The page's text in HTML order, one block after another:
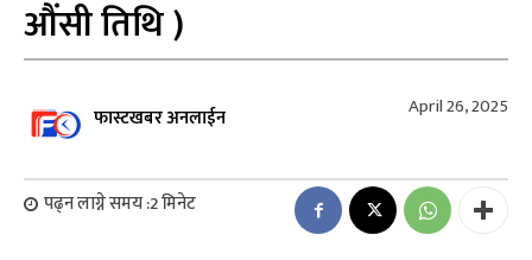
औंसी तिथि )
फास्टखबर अनलाईन April 26, 2025
पढ्न लाग्ने समय :2मिनेट